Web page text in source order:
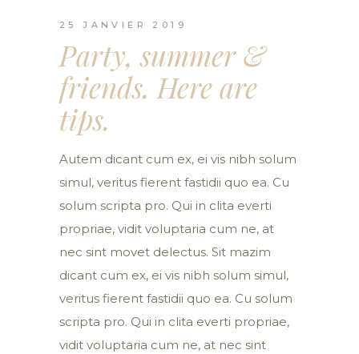
25 JANVIER 2019
Party, summer &
friends. Here are
tips.
Autem dicant cum ex, ei vis nibh solum
simul, veritus fierent fastidii quo ea. Cu
solum scripta pro. Qui in clita everti
propriae, vidit voluptaria cum ne, at
nec sint movet delectus. Sit mazim
dicant cum ex, ei vis nibh solum simul,
veritus fierent fastidii quo ea. Cu solum
scripta pro. Qui in clita everti propriae,
vidit voluptaria cum ne, at nec sint